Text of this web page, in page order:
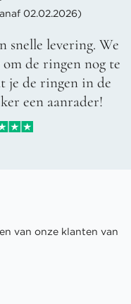
02.02.2026)
snelle levering. We
de ringen nog te
je de ringen in de
een aanrader!
van onze klanten van